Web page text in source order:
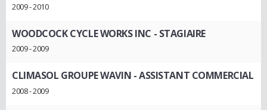
2009 - 2010
WOODCOCK CYCLE WORKS INC - STAGIAIRE
2009 - 2009
CLIMASOL GROUPE WAVIN - ASSISTANT COMMERCIAL
2008 - 2009